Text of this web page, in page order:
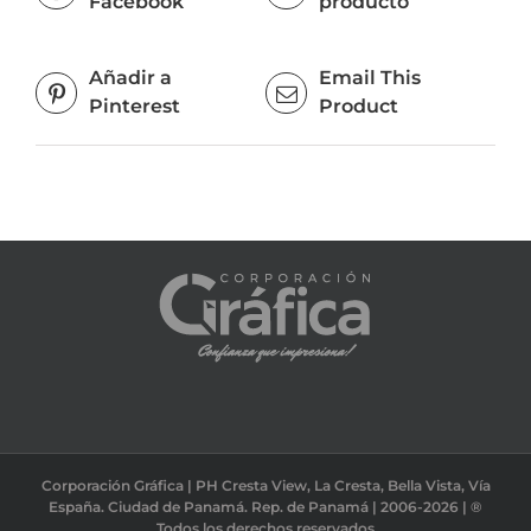
Añadir a
Pinterest
Email This
Product
Corporación Gráfica | PH Cresta View, La Cresta, Bella Vista, Vía
España. Ciudad de Panamá. Rep. de Panamá | 2006-2026 | ®